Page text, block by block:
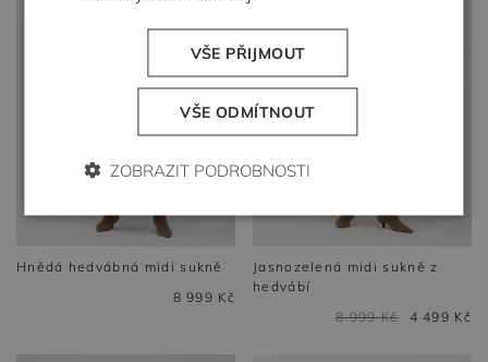
Hnědá hedvábná midi sukně
8 999 Kč
Jasnozelená midi sukně z
hedvábí
8 999 Kč
4 499 Kč
VŠE PŘIJMOUT
VŠE ODMÍTNOUT
ZOBRAZIT PODROBNOSTI